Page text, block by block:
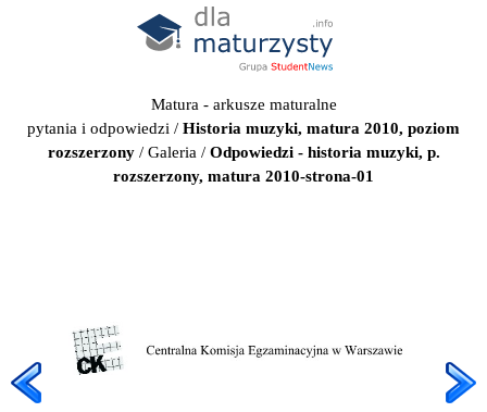
Matura - arkusze maturalne
pytania i odpowiedzi / Historia muzyki, matura 2010, poziom
rozszerzony/ Galeria / Odpowiedzi - historia muzyki, p.
rozszerzony, matura 2010-strona-01